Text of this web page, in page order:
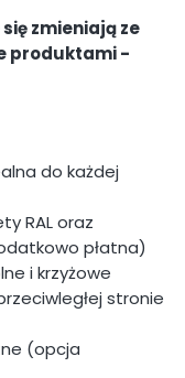
zmieniają ze
produktami -
do każdej
RAL oraz
płatna)
i krzyżowe
stronie
(opcja